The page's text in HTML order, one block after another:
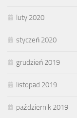
luty 2020
styczeń 2020
grudzień 2019
listopad 2019
październik 2019